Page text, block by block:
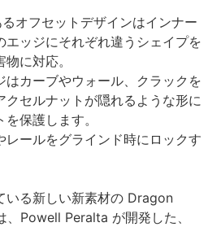
オフセットデザインはインナー
ッジにそれぞれ違うシェイプを
に対応。
はカーブやウォール、クラックを
セルナットが隠れるような形に
保護します。
レールをグラインド時にロックす
いる新しい新素材の Dragon
Powell Peralta が開発した、